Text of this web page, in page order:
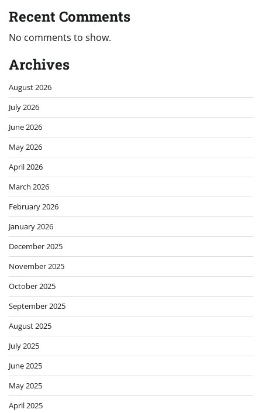
Recent Comments
No comments to show.
Archives
August 2026
July 2026
June 2026
May 2026
April 2026
March 2026
February 2026
January 2026
December 2025
November 2025
October 2025
September 2025
August 2025
July 2025
June 2025
May 2025
April 2025